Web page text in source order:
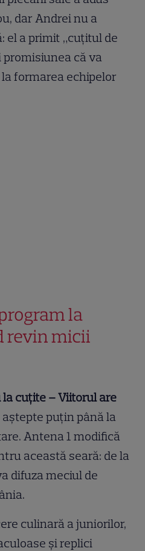
dar Andrei nu a
el a primit „cuțitul de
că va
formarea echipelor
la
revin micii
la cuțite – Viitorul are
puțin până la
Antena 1 modifică
această seară: de la
difuza meciul de
culinară a juniorilor,
și replici